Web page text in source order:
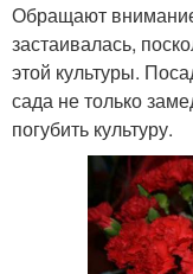
Обращают
застаивалась,
этой культуры.
сада не только
погубить культуру.